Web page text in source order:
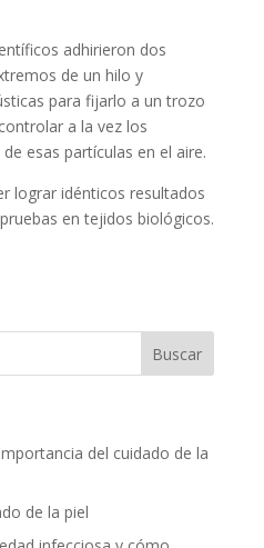
adhirieron dos
de un hilo y
para fijarlo a un trozo
a la vez los
esas partículas en el aire.
lograr idénticos resultados
en tejidos biológicos.
del cuidado de la
de la piel